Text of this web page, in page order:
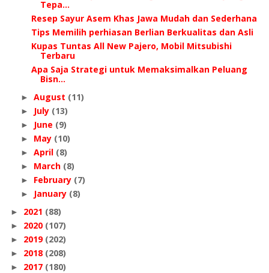
Tepa...
Resep Sayur Asem Khas Jawa Mudah dan Sederhana
Tips Memilih perhiasan Berlian Berkualitas dan Asli
Kupas Tuntas All New Pajero, Mobil Mitsubishi
Terbaru
Apa Saja Strategi untuk Memaksimalkan Peluang
Bisn...
► August (11)
► July (13)
► June (9)
► May (10)
► April (8)
► March (8)
► February (7)
► January (8)
► 2021 (88)
► 2020 (107)
► 2019 (202)
► 2018 (208)
► 2017 (180)